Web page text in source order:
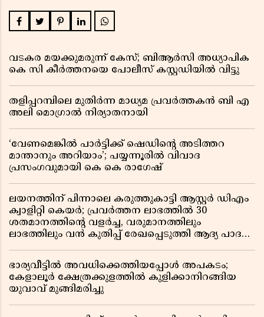
വടകര മയക്കുമരുന്ന് കേസ്; ബിആർസി അധ്യാപിക
കെ സി കീർത്തനയെ പോലീസ് കസ്റ്റഡിയിൽ വിട്ടു
തളിപ്പറമ്പിലെ മുതിർന്ന മാധ്യമ പ്രവർത്തകൻ ബി എ
അലി മൊഗ്രാൽ നിര്യാതനായി
‘വേണമെങ്കിൽ പാർട്ടിക്ക് ഷെഡിൻ്റെ അടിത്തറ
മാന്താനും അറിയാം’; പയ്യന്നൂരിൽ വിവാദ
പ്രസംഗവുമായി കെ കെ രാഗേഷ്
ലയനത്തിന് പിന്നാലെ കരുത്തുകാട്ടി ആസ്റ്റർ ഡിഎം
ക്വാളിറ്റി കെയർ; പ്രവർത്തന ലാഭത്തിൽ 30
ശതമാനത്തിൻ്റെ വളർച്ച, വരുമാനത്തിലും
ലാഭത്തിലും വൻ കുതിപ്പ് രേഖപ്പെടുത്തി ആദ്യ പാദ
ഭാര്യവീട്ടിൽ അവധിക്കെത്തിയപ്പോൾ അപകടം;
കേളാലൂർ ക്ഷേത്രക്കുളത്തിൽ കുളിക്കാനിറങ്ങിയ
യുവാവ് മുങ്ങിമരിച്ചു